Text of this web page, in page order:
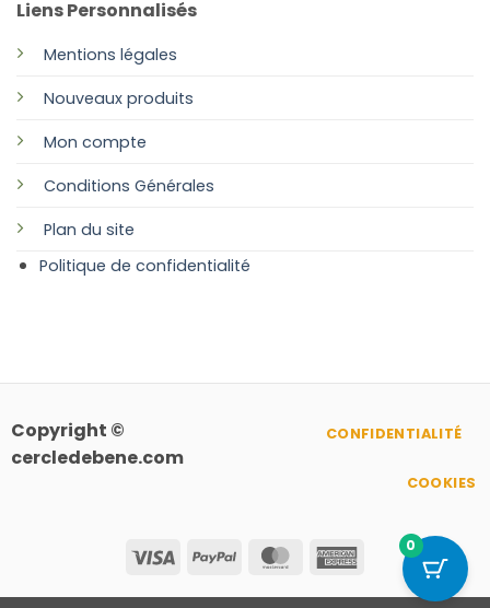
Liens Personnalisés
Mentions légales
Nouveaux produits
Mon compte
Conditions Générales
Plan du site
Politique de confidentialité
Copyright ©
cercledebene.com
Visa PayPal MasterCardAmerican
Express
CONFIDENTIALITÉ
COOKIES
0